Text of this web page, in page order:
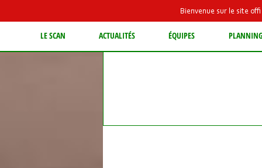
Bienvenue sur le site
LE SCAN ACTUALITÉS ÉQUIPES